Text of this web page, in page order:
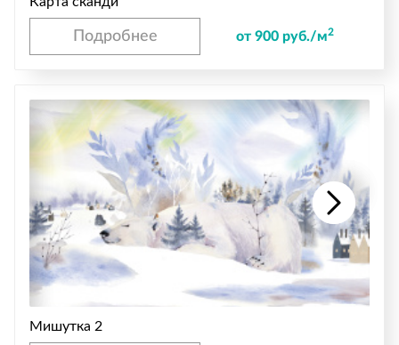
Подробнее от 900 руб./м2
Мишутка 2